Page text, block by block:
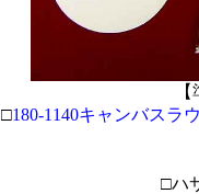
□180-1140キャンバスラ
□ハ